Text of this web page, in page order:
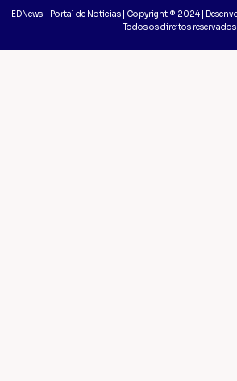
EDNews - Portal de Notícias | Copyright ® 2024 |
Todos os direitos reservados.